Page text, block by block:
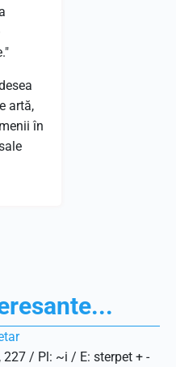
artă,
în
227 / Pl: ~i / E: sterpet + -